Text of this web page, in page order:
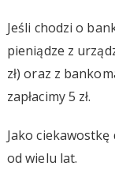
Jeśli chodzi o
pieniądze z
zł) oraz z
zapłacimy 5 zł.
Jako
od wielu lat.